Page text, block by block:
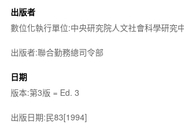
出版者
數位化執行單位:中央研究院人文社會科學研究
出版者:聯合勤務總司令部
日期
版本:第3版 = Ed. 3
出版日期:民83[1994]